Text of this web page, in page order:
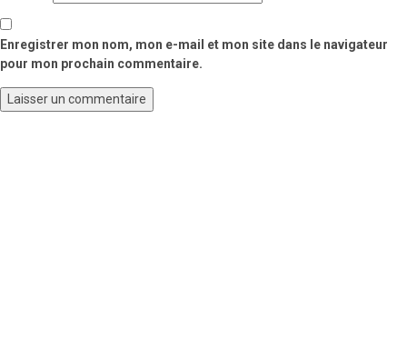
Enregistrer mon nom, mon e-mail et mon site dans le navigateur
pour mon prochain commentaire.